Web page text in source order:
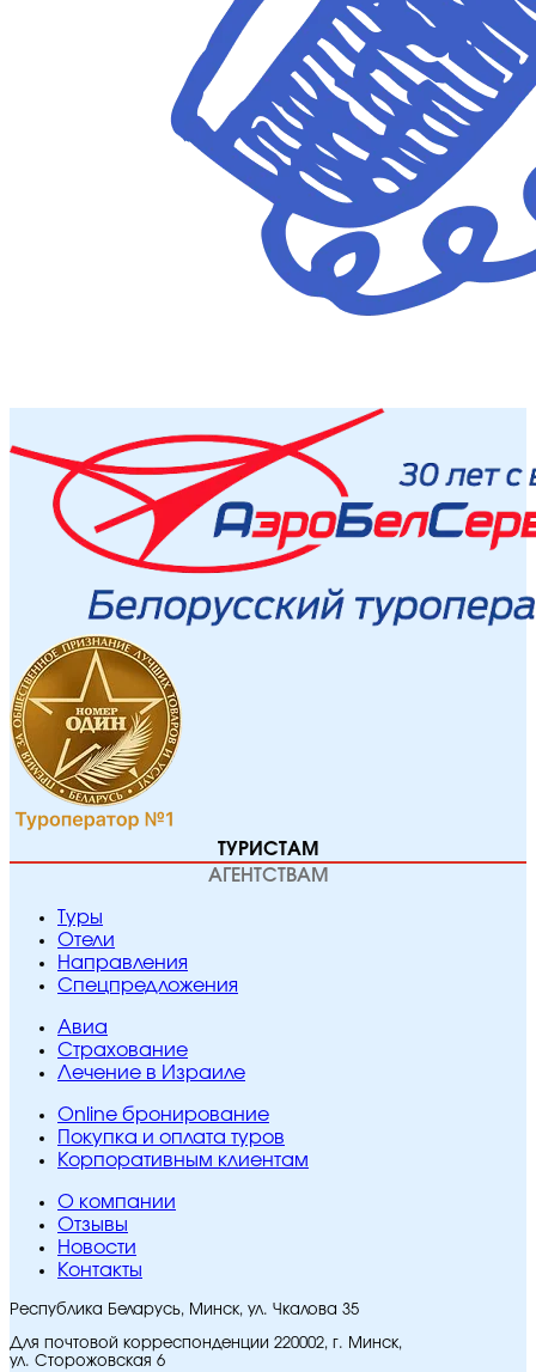
ТУРИСТАМ
АГЕНТСТВАМ
Туры
Отели
Направления
Спецпредложения
Авиа
Страхование
Лечение в Израиле
Online бронирование
Покупка и оплата туров
Корпоративным клиентам
O компании
Отзывы
Новости
Контакты
Республика Беларусь, Минск, ул. Чкалова 35
Для почтовой корреспонденции 220002, г. Минск,
ул. Сторожовская 6